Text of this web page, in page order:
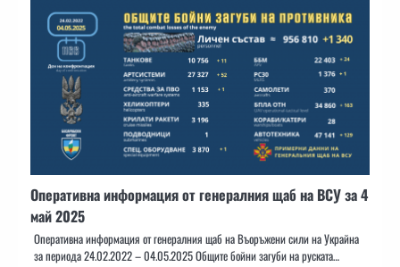
Оперативна информация от генералния щаб на ВСУ за 4
май 2025
Оперативна информация от генералния щаб на Въоръжени сили на Украйна
за периода 24.02.2022 – 04.05.2025 Общите бойни загуби на руската…